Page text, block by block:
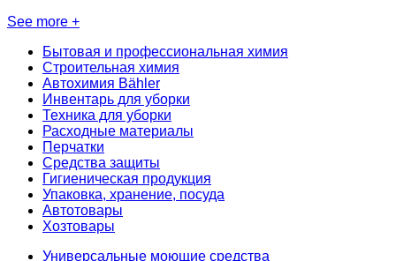
See more +
Бытовая и профессиональная химия
Строительная химия
Автохимия Bähler
Инвентарь для уборки
Техника для уборки
Расходные материалы
Перчатки
Средства защиты
Гигиеническая продукция
Упаковка, хранение, посуда
Автотовары
Хозтовары
Универсальные моющие средства